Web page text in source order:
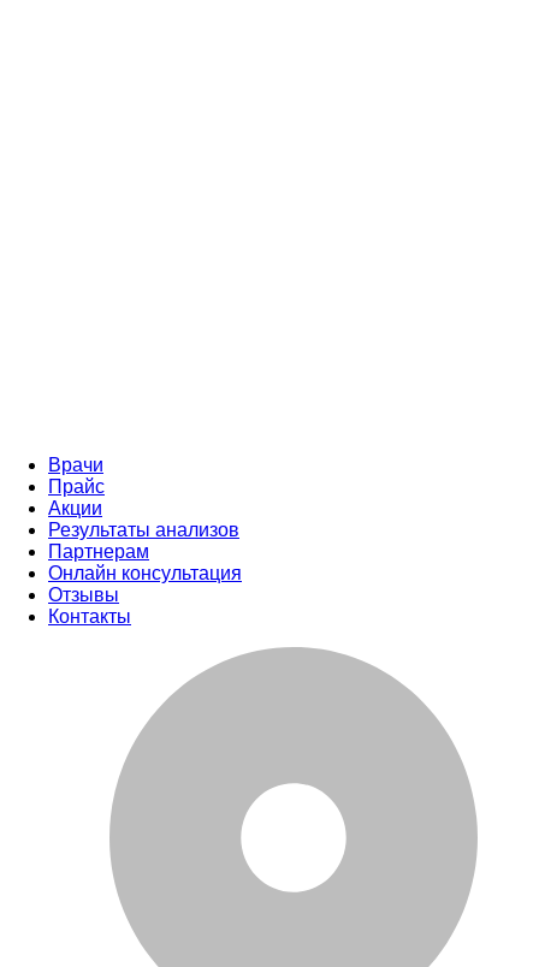
Врачи
Прайс
Акции
Результаты анализов
Партнерам
Онлайн консультация
Отзывы
Контакты